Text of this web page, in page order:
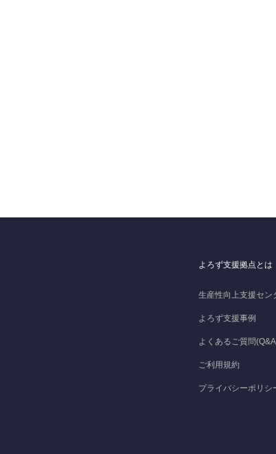
よろず支援拠点とは
生産性向上支援セン
よろず支援事例
よくあるご質問
ご利用規約
プライバシーポリシ